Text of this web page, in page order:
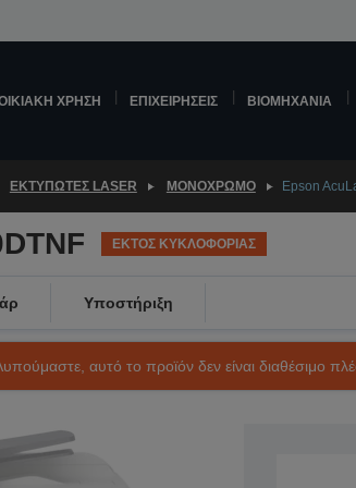
ΧΡΉΣΗ ΕΠΙΧΕΙΡΉΣΕΙΣ ΒΙΟΜΗΧΑΝΊΑ
ΕΚΤΥΠΩΤΈΣ LASER ΜΟΝΌΧΡΩΜΟ Epson
ΕΚΤΟΣ ΚΥΚΛΟΦΟΡΙΑΣ
Υποστήριξη
αυτό το προϊόν δεν είναι διαθέσιμο